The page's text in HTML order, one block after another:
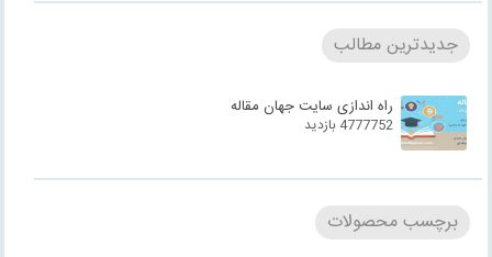
جدیدترین مطالب
راه اندازی سایت جهان مقاله
4777752 بازدید
برچسب محصولات